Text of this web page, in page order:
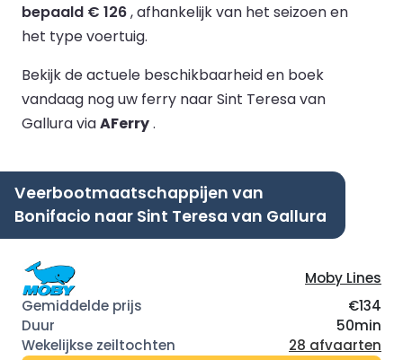
bepaald € 126, afhankelijk van het seizoen en
het type voertuig.
Bekijk de actuele beschikbaarheid en boek
vandaag nog uw ferry naar Sint Teresa van
Gallura viaAFerry.
Veerbootmaatschappijen van
Bonifacio naar Sint Teresa van Gallura
Moby Lines
€134
50min
28 afvaarten